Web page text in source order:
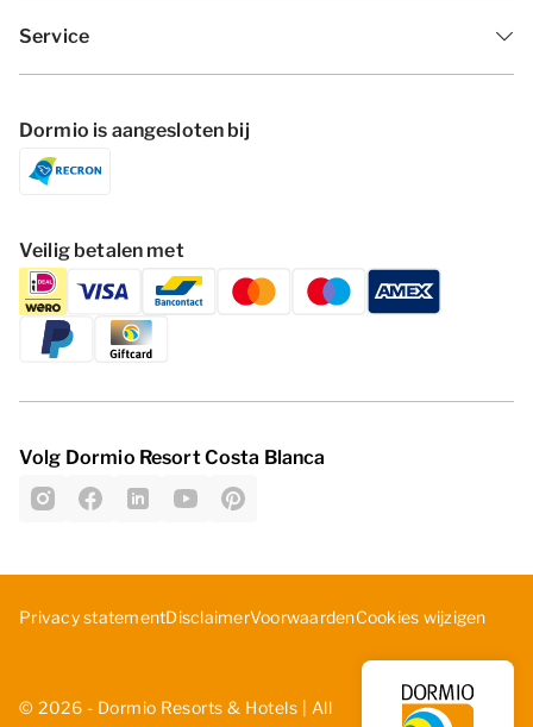
Service
Dormio is aangesloten bij
Veilig betalen met
Volg Dormio Resort Costa Blanca
© 2026 - Dormio Resorts & Hotels | All
Privacy statementDisclaimerVoorwaardenCookies wijzigen